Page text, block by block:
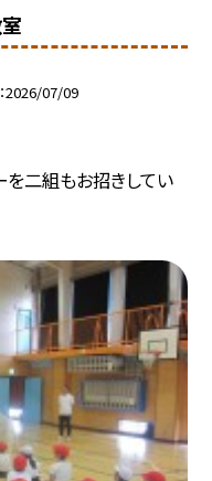
2026/07/09
を二組もお招きしてい